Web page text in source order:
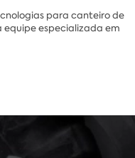
para canteiro de
equipe especializada em